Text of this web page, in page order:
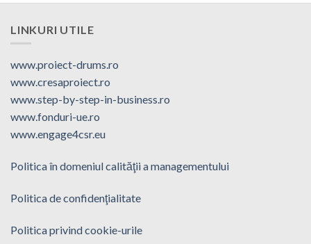
LINKURI UTILE
www.proiect-drums.ro
www.cresaproiect.ro
www.step-by-step-in-business.ro
www.fonduri-ue.ro
www.engage4csr.eu
Politica în domeniul calităţii a managementului
Politica de confidenţialitate
Politica privind cookie-urile